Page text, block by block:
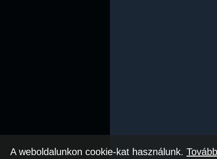
Az oldal csak saját
A weboldalunkon cookie-kat használunk.